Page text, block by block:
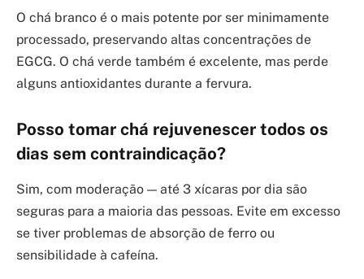
O chá branco é o mais potente por ser minimamente
processado, preservando altas concentrações de
EGCG. O chá verde também é excelente, mas perde
alguns antioxidantes durante a fervura.
Posso tomar chá rejuvenescer todos os
dias sem contraindicação?
Sim, com moderação — até 3 xícaras por dia são
seguras para a maioria das pessoas. Evite em excesso
se tiver problemas de absorção de ferro ou
sensibilidade à cafeína.